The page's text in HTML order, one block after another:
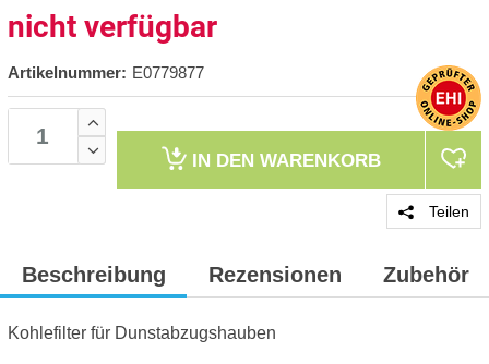
nicht verfügbar
Artikelnummer: E0779877
IN DEN WARENKORB
Teilen
Beschreibung Rezensionen Zubehör
Kohlefilter für Dunstabzugshauben